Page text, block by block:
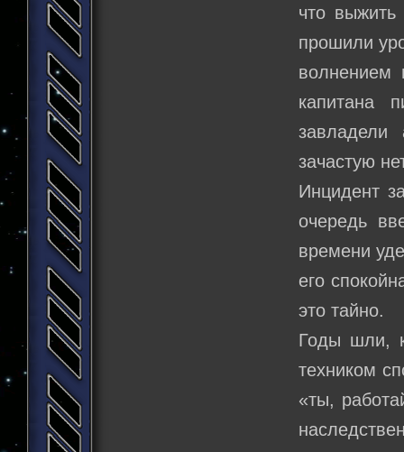
что
прошили
волнением
капитана
завладели
зачастую
Инцидент
очередь
времени
его
это тайно.
Годы шли,
техником
«ты,